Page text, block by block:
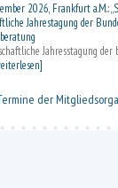
2026, Frankfurt a.M.:
Jahrestagung der
Jahresstagung der
der